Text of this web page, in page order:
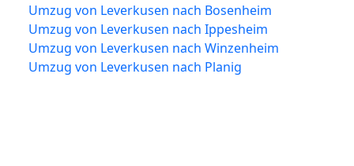
Umzug von Leverkusen nach Bosenheim
Umzug von Leverkusen nach Ippesheim
Umzug von Leverkusen nach Winzenheim
Umzug von Leverkusen nach Planig